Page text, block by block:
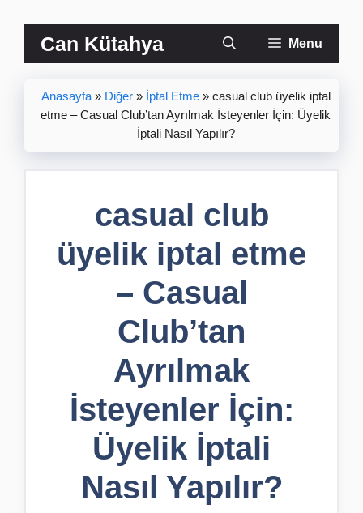
atlaCan Kütahya Menu
Anasayfa» Diğer» İptal Etme» casual club üyelik iptal
etme – Casual Club’tan Ayrılmak İsteyenler İçin: Üyelik
İptali Nasıl Yapılır?
casual club
üyelik iptal etme
– Casual
Club’tan
Ayrılmak
İsteyenler İçin:
Üyelik İptali
Nasıl Yapılır?